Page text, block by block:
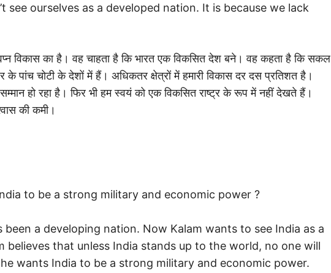
see ourselves as a developed nation. It is because we lack
विकास का है। वह चाहता है कि भारत एक विकसित देश बने। वह कहता है कि सकल
के पांच चोटी के देशों में हैं। अधिकतर क्षेत्रों में हमारी विकास दर दस प्रतिशत है।
सम्मान हो रहा है। फिर भी हम स्वयं को एक विकसित राष्ट्र के रूप में नहीं देखते हैं।
की कमी।
to be a strong military and economic power ?
a developing nation. Now Kalam wants to see India as a
believes that unless India stands up to the world, no one will
wants India to be a strong military and economic power.